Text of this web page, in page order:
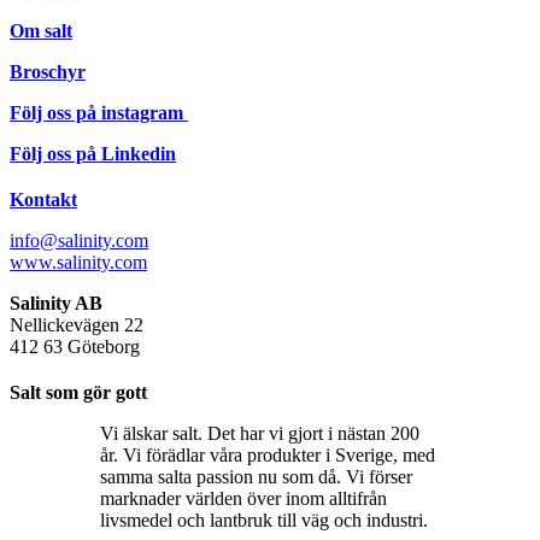
Om salt
Broschyr
Följ oss på instagram
Följ oss på Linkedin
Kontakt
info@salinity.com
www.salinity.com
Salinity AB
Nellickevägen 22
412 63 Göteborg
Salt som gör gott
Vi älskar salt. Det har vi gjort i nästan 200
år. Vi förädlar våra produkter i Sverige, med
samma salta passion nu som då. Vi förser
marknader världen över inom alltifrån
livsmedel och lantbruk till väg och industri.